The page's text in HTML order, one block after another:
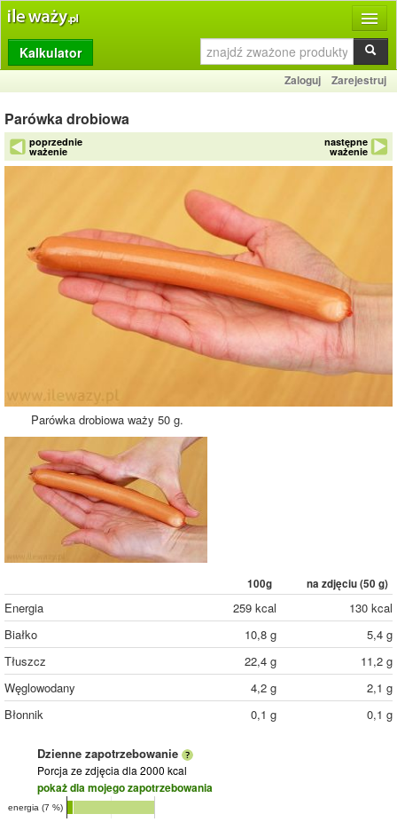
Produkty
Dziennik
Przelicznik
Porównywarka
Słownik
O stronie
Kalkulator
Zaloguj Zarejestruj
Parówka drobiowa
poprzednie
ważenie
następne
ważenie
Parówka drobiowa waży 50 g.
100g na zdjęciu (50 g)
Energia 259 kcal
130 kcal
Białko
10,8 g
5,4 g
Tłuszcz
22,4 g
11,2 g
Węglowodany
4,2 g
2,1 g
Błonnik
0,1 g 0,1 g
Dzienne zapotrzebowanie
Porcja ze zdjęcia dla 2000 kcal
pokaż dla mojego zapotrzebowania
energia (7 %)